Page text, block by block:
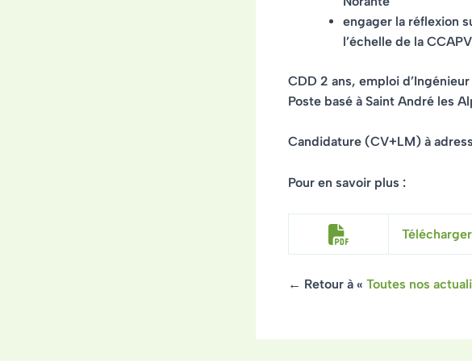
engager la réflexion
l’échelle de la CCAPV
CDD 2 ans, emploi
Poste basé à Saint André les
Candidature (CV+LM) à
Pour en savoir plus :
← Retour à « Toutes nos